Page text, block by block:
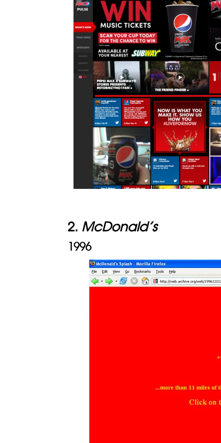
2. McDonald’s
1996